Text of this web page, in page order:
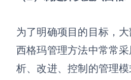
为了明确项目的目标，
西格玛管理方法中常常
析、改进、控制的管理